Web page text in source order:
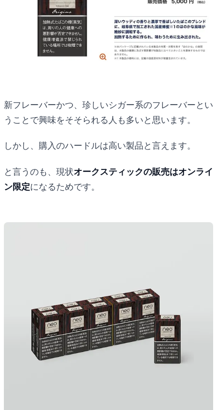
新フレーバーかつ、珍しいシガー系のフレーバーとい
うことで興味をそそられる人も多いと思います。
しかし、購入のハードルは高い製品と言えます。
と言うのも、現状オークスティックの販売はオンライ
ン限定になるためです。